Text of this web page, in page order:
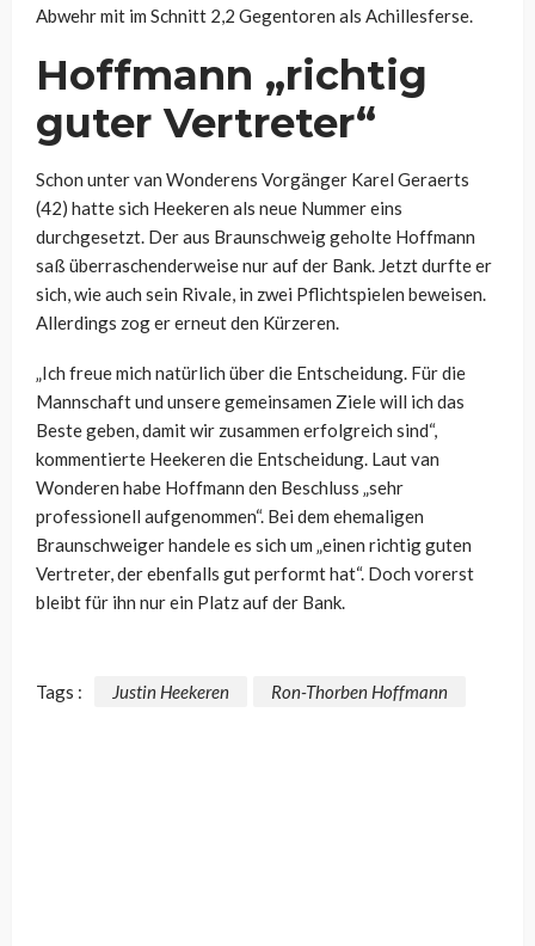
Abwehr mit im Schnitt 2,2 Gegentoren als Achillesferse.
Hoffmann „richtig
guter Vertreter“
Schon unter van Wonderens Vorgänger Karel Geraerts
(42) hatte sich Heekeren als neue Nummer eins
durchgesetzt. Der aus Braunschweig geholte Hoffmann
saß überraschenderweise nur auf der Bank. Jetzt durfte er
sich, wie auch sein Rivale, in zwei Pflichtspielen beweisen.
Allerdings zog er erneut den Kürzeren.
„Ich freue mich natürlich über die Entscheidung. Für die
Mannschaft und unsere gemeinsamen Ziele will ich das
Beste geben, damit wir zusammen erfolgreich sind“,
kommentierte Heekeren die Entscheidung. Laut van
Wonderen habe Hoffmann den Beschluss „sehr
professionell aufgenommen“. Bei dem ehemaligen
Braunschweiger handele es sich um „einen richtig guten
Vertreter, der ebenfalls gut performt hat“. Doch vorerst
bleibt für ihn nur ein Platz auf der Bank.
Tags : Justin Heekeren Ron-Thorben Hoffmann